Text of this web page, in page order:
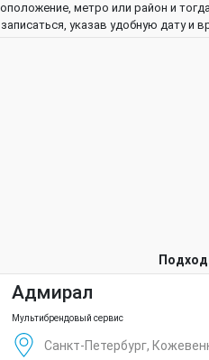
метро или район и
указав удобную дату и
Адмирал
Мультибрендовый сервис
Санкт-Петербург,